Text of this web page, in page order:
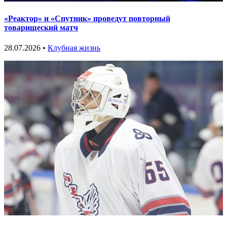
«Реактор» и «Спутник» проведут повторный
товарищеский матч
28.07.2026 • Клубная жизнь